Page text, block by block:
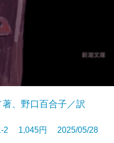
、野口百合子／訳
2 1,045円 2025/05/28